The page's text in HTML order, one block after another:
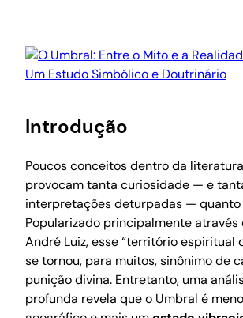
Introdução
Poucos conceitos dentro da
provocam tanta curiosidade — e
interpretações deturpadas — quanto
Popularizado principalmente através
André Luiz, esse “território espiritual
se tornou, para muitos, sinônimo de
punição divina. Entretanto, uma
profunda revela que o Umbral é